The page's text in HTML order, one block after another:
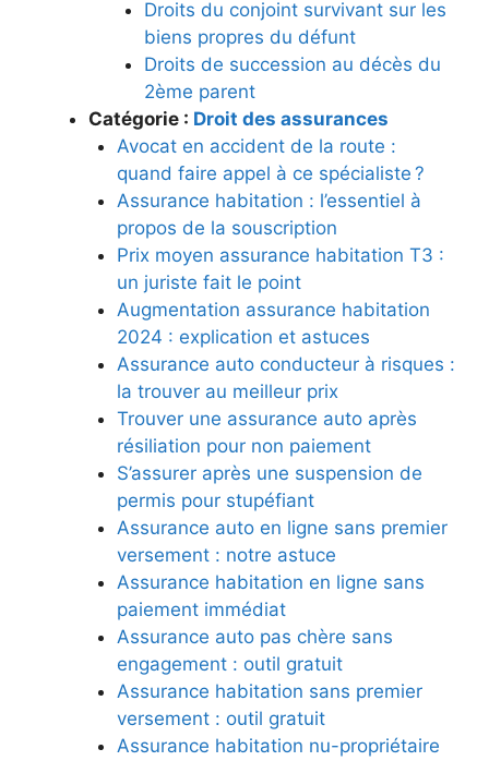
Droits du conjoint survivant sur les
biens propres du défunt
Droits de succession au décès du
2ème parent
Catégorie : Droit des assurances
Avocat en accident de la route :
quand faire appel à ce spécialiste ?
Assurance habitation : l’essentiel à
propos de la souscription
Prix moyen assurance habitation T3 :
un juriste fait le point
Augmentation assurance habitation
2024 : explication et astuces
Assurance auto conducteur à risques :
la trouver au meilleur prix
Trouver une assurance auto après
résiliation pour non paiement
S’assurer après une suspension de
permis pour stupéfiant
Assurance auto en ligne sans premier
versement : notre astuce
Assurance habitation en ligne sans
paiement immédiat
Assurance auto pas chère sans
engagement : outil gratuit
Assurance habitation sans premier
versement : outil gratuit
Assurance habitation nu-propriétaire